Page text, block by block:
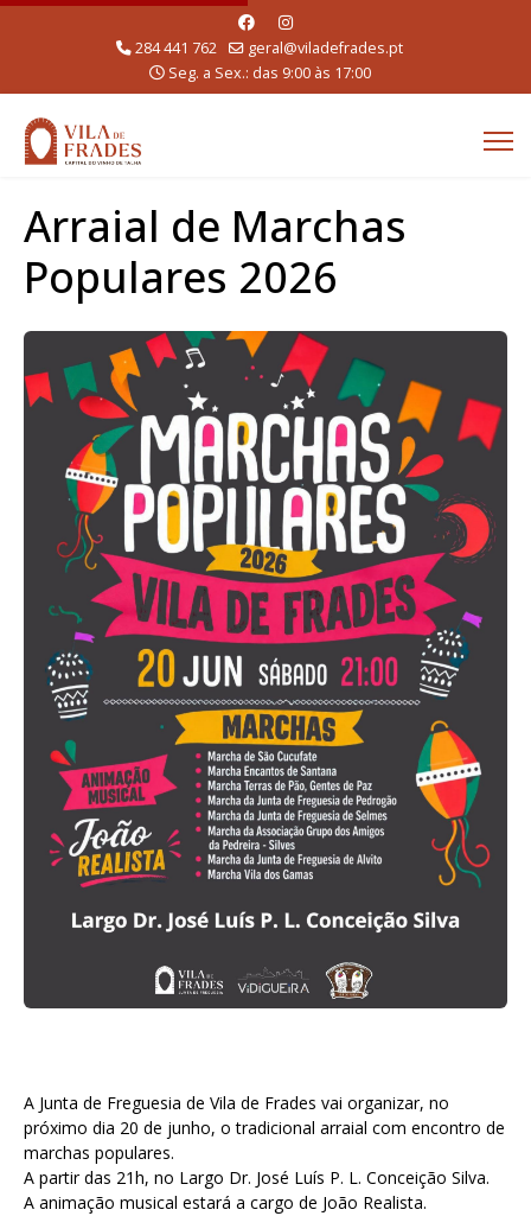
284 441 762
geral@viladefrades.pt
Seg. a Sex.: das 9:00 às 17:00
Arraial de Marchas
Populares 2026
A Junta de Freguesia de Vila de Frades vai organizar, no
próximo dia 20 de junho, o tradicional arraial com encontro de
marchas populares.
A partir das 21h, no Largo Dr. José Luís P. L. Conceição Silva.
A animação musical estará a cargo de João Realista.